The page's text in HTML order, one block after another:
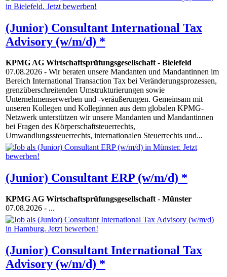
(Junior) Consultant International Tax
Advisory (w/m/d) *
KPMG AG Wirtschaftsprüfungsgesellschaft- Bielefeld
07.08.2026 - Wir beraten unsere Mandanten und Mandantinnen im
Bereich International Transaction Tax bei Veränderungsprozessen,
grenzüberschreitenden Umstrukturierungen sowie
Unternehmenserwerben und -veräußerungen. Gemeinsam mit
unseren Kollegen und Kolleginnen aus dem globalen KPMG-
Netzwerk unterstützen wir unsere Mandanten und Mandantinnen
bei Fragen des Körperschaftsteuerrechts,
Umwandlungssteuerrechts, internationalen Steuerrechts und...
(Junior) Consultant ERP (w/m/d) *
KPMG AG Wirtschaftsprüfungsgesellschaft- Münster
07.08.2026 - ...
(Junior) Consultant International Tax
Advisory (w/m/d) *